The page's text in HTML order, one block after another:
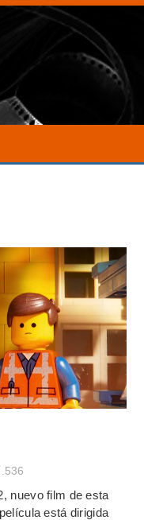
nuevo film de esta
está dirigida